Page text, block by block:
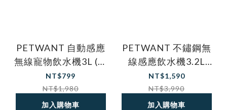
PETWANT 自動感應
無線寵物飲水機3L (不
鏽鋼飲水盤) W5-L
NT$799
NT$1,980
加入購物車
PETWANT 不鏽鋼無
線感應飲水機3.2L
W4-S1
NT$1,590
NT$3,990
加入購物車